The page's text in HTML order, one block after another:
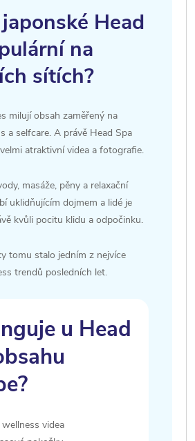
Head
na
sítích?
milují obsah zaměřený na
a selfcare. A právě Head Spa
atraktivní videa a fotografie.
masáže, pěny a relaxační
uklidňujícím dojmem a lidé je
kvůli pocitu klidu a odpočinku.
tomu stalo jedním z nejvíce
trendů posledních let.
u Head
wellness videa